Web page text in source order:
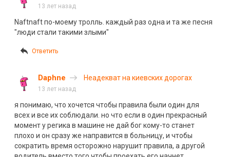
13 лет назад
Naftnaft по-моему тролль. каждый раз одна и та же песня
"люди стали такими злыми"
Ответить
Daphne Неадекват на киевских дорогах
13 лет назад
я понимаю, что хочется чтобы правила были один для
всех и все их соблюдали. но что если в один прекрасный
момент у регика в машине не дай бог кому-то станет
плохо и он сразу же направится в больницу, и чтобы
сократить время осторожно нарушит правила, а другой